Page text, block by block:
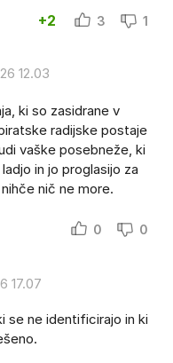
+2 3 1
12.03
ki so zasidrane v
radijske postaje
vaške posebneže, ki
in jo proglasijo za
nič ne more.
0 0
17.07
se ne identificirajo in ki